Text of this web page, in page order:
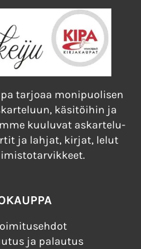
tarjoaa monipuolisen
käsitöihin ja
kuuluvat askartelu-
ja lahjat, kirjat, lelut
ja palautus